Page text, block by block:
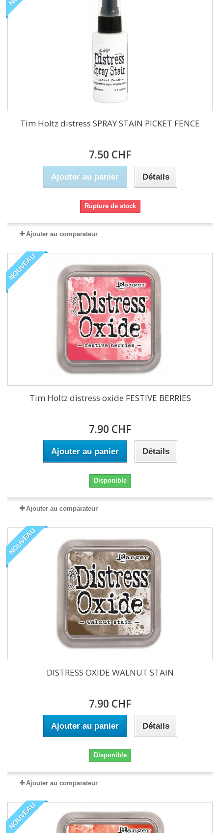
Tim Holtz distress SPRAY STAIN PICKET FENCE
7.50 CHF
Ajouter au panier Détails
Rupture de stock
Ajouter au comparateur
NOUVEAU
Tim Holtz distress oxide FESTIVE BERRIES
7.90 CHF
Ajouter au panier Détails
Disponible
Ajouter au comparateur
NOUVEAU
DISTRESS OXIDE WALNUT STAIN
7.90 CHF
Ajouter au panier Détails
Disponible
Ajouter au comparateur
NOUVEAU